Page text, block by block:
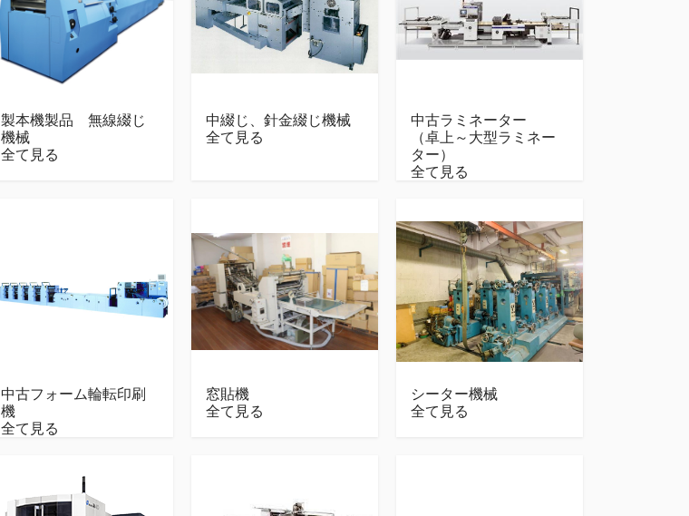
製本機製品 無線綴じ
機械
全て見る
中綴じ、針金綴じ機械
全て見る
中古ラミネーター
（卓上～大型ラミネー
ター）
全て見る
中古フォーム輪転印刷
機
全て見る
窓貼機
全て見る
シーター機械
全て見る